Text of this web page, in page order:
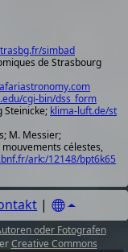
simbad
de Strasbourg
cgi-bin/dss_form
Steinicke; klima-luft.de/st
M. Messier;
célestes,
ark:/12148/bpt6k65
|
oder Fotografen
Creative Commons